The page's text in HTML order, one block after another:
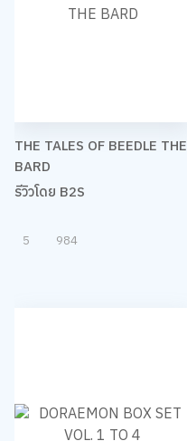
THE TALES OF BEEDLE THE
BARD
รีวิวโดย B2S
5 984